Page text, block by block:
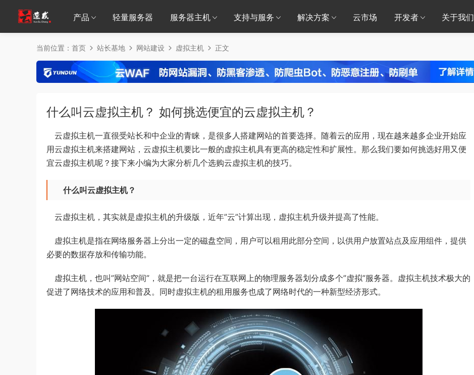
产品 轻量服务器 服务器主机 支持与服务 解决方案 云市场 开发者 关于我们
当前位置： 首页 站长基地 网站建设 虚拟主机 正文
什么叫云虚拟主机？ 如何挑选便宜的云虚拟主机？
云虚拟主机一直很受站长和中企业的青睐，是很多人搭建网站的首要选择。随着云的应用，现在越来越多企业开始应
用云虚拟主机来搭建网站，云虚拟主机要比一般的虚拟主机具有更高的稳定性和扩展性。那么我们要如何挑选好用又便
宜云虚拟主机呢？接下来小编为大家分析几个选购云虚拟主机的技巧。
什么叫云虚拟主机？
云虚拟主机，其实就是虚拟主机的升级版，近年”云”计算出现，虚拟主机升级并提高了性能。
虚拟主机是指在网络服务器上分出一定的磁盘空间，用户可以租用此部分空间，以供用户放置站点及应用组件，提供
必要的数据存放和传输功能。
虚拟主机，也叫”网站空间”，就是把一台运行在互联网上的物理服务器划分成多个”虚拟”服务器。虚拟主机技术极大的
促进了网络技术的应用和普及。同时虚拟主机的租用服务也成了网络时代的一种新型经济形式。